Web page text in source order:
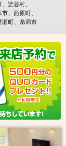
読谷村
市
西原町
瀬町 糸満市